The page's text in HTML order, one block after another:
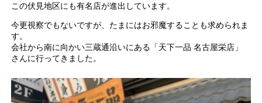
この伏見地区にも有名店が進出しています。
今更視察でもないですが、たまにはお邪魔することも求められま
す。
会社から南に向かい三蔵通沿いにある「天下一品 名古屋栄店」
さんに行ってきました。